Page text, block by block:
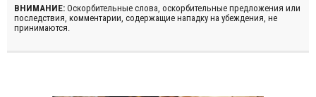
ВНИМАНИЕ: Оскорбительные слова, оскорбительные предложения или
последствия, комментарии, содержащие нападку на убеждения, не
принимаются.